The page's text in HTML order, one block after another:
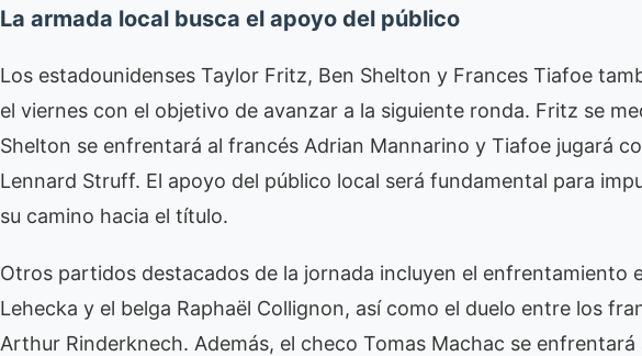
La armada local busca el apoyo del público
Los estadounidenses Taylor Fritz, Ben Shelton y Frances Tiafoe
el viernes con el objetivo de avanzar a la siguiente ronda. Fritz se
Shelton se enfrentará al francés Adrian Mannarino y Tiafoe jugará
Lennard Struff. El apoyo del público local será fundamental para
su camino hacia el título.
Otros partidos destacados de la jornada incluyen el enfrentamiento
Lehecka y el belga Raphaël Collignon, así como el duelo entre los
Arthur Rinderknech. Además, el checo Tomas Machac se